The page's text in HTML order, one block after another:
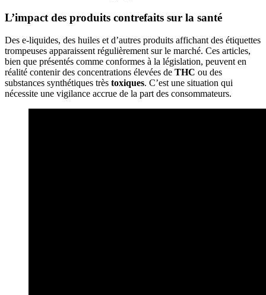
L’impact des produits contrefaits sur la santé
Des e-liquides, des huiles et d’autres produits affichant des étiquettes
trompeuses apparaissent régulièrement sur le marché. Ces articles,
bien que présentés comme conformes à la législation, peuvent en
réalité contenir des concentrations élevées de THC ou des
substances synthétiques très toxiques. C’est une situation qui
nécessite une vigilance accrue de la part des consommateurs.